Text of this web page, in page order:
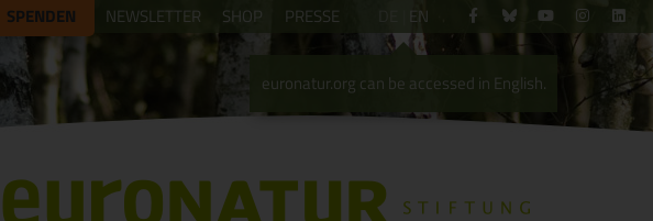
SPENDEN NEWSLETTER SHOP PRESSE
euronatur.org can be accessed in English.
EN